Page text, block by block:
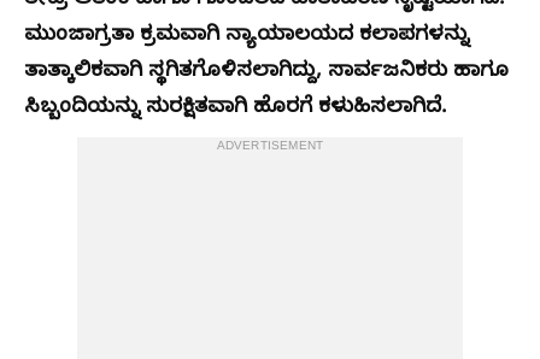
ಮುಂಜಾಗ್ರತಾ ಕ್ರಮವಾಗಿ ನ್ಯಾಯಾಲಯದ ಕಲಾಪಗಳನ್ನು
ತಾತ್ಕಾಲಿಕವಾಗಿ ಸ್ಥಗಿತಗೊಳಿಸಲಾಗಿದ್ದು, ಸಾರ್ವಜನಿಕರು ಹಾಗೂ
ಸಿಬ್ಬಂದಿಯನ್ನು ಸುರಕ್ಷಿತವಾಗಿ ಹೊರಗೆ ಕಳುಹಿಸಲಾಗಿದೆ.
ADVERTISEMENT